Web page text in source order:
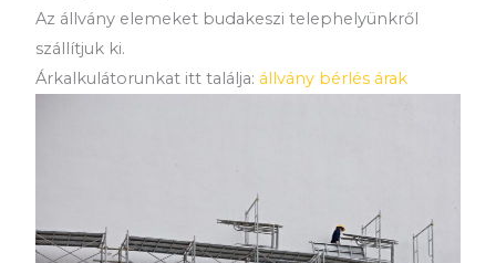
Az állvány elemeket budakeszi telephelyünkről
szállítjuk ki.
Árkalkulátorunkat itt találja: állvány bérlés árak